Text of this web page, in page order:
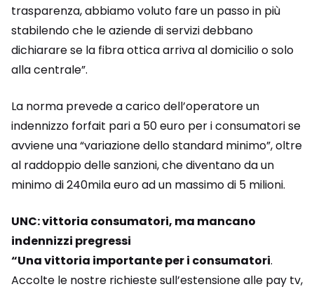
trasparenza, abbiamo voluto fare un passo in più
stabilendo che le aziende di servizi debbano
dichiarare se la fibra ottica arriva al domicilio o solo
alla centrale”.
La norma prevede a carico dell’operatore un
indennizzo forfait pari a 50 euro per i consumatori se
avviene una “variazione dello standard minimo”, oltre
al raddoppio delle sanzioni, che diventano da un
minimo di 240mila euro ad un massimo di 5 milioni.
UNC: vittoria consumatori, ma mancano
indennizzi pregressi
“Una vittoria importante per i consumatori.
Accolte le nostre richieste sull’estensione alle pay tv,